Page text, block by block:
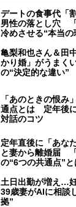
デートの食事代「
男性の落とし穴
冷めさせる“本当の
亀梨和也さん＆田
かり婚」がうまく
の“決定的な違い”
「あのときの恨み
通点とは 定年後
対話のコツ
定年直後に「あな
と妻から離婚届
の“6つの共通点”と
土日出勤が増え…
39歳妻がAIに相談
拠”